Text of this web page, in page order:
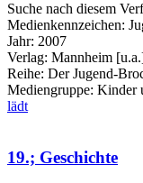
Suche nach diesem
Medienkennzeichen:
Jahr: 2007
Verlag: Mannheim
Reihe: Der Jugend-
Mediengruppe: Kinder
lädt
19.; Geschichte